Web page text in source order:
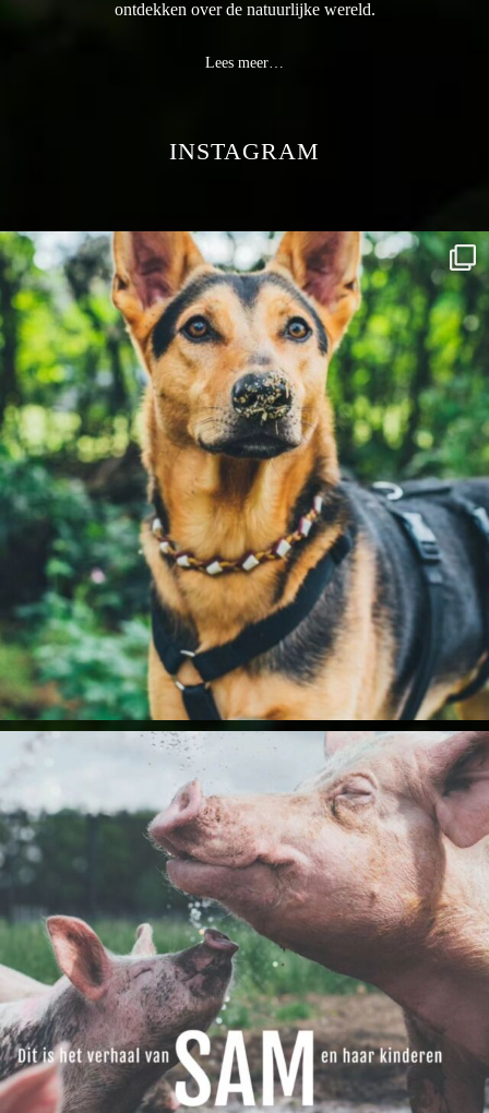
ontdekken over de natuurlijke wereld.
Lees meer…
INSTAGRAM